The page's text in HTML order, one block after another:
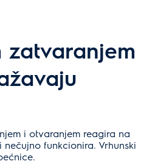
zatvaranjem
i otvaranjem reagira na
funkcionira. Vrhunski